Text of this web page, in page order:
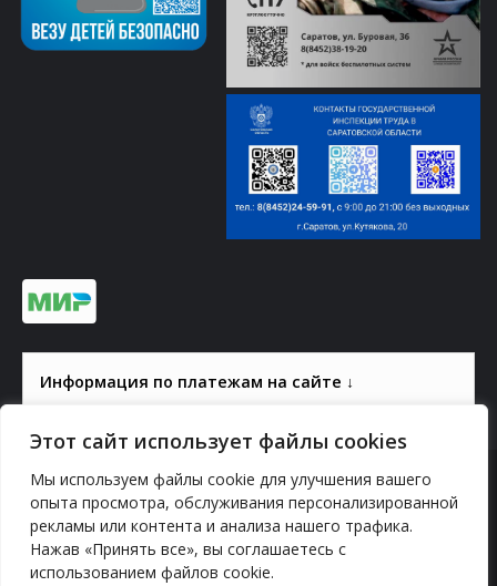
Этот сайт использует файлы cookies
Мы используем файлы cookie для улучшения вашего
опыта просмотра, обслуживания персонализированной
рекламы или контента и анализа нашего трафика.
Нажав «Принять все», вы соглашаетесь с
использованием файлов cookie.
Информация по платежам на сайте ↓
© 2000-2026, ГАУК СОМ КВЦ
Политика конфиденциальности
YouTube
vk.com